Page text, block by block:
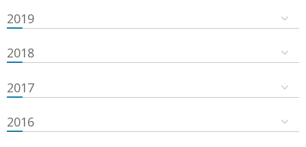
2019
2018
2017
2016